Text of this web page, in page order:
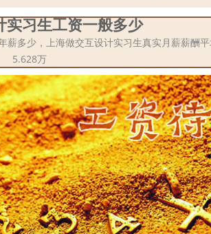
实习生工资一般多少
多少，上海做交互设计实习生真实月薪薪酬
5.628万